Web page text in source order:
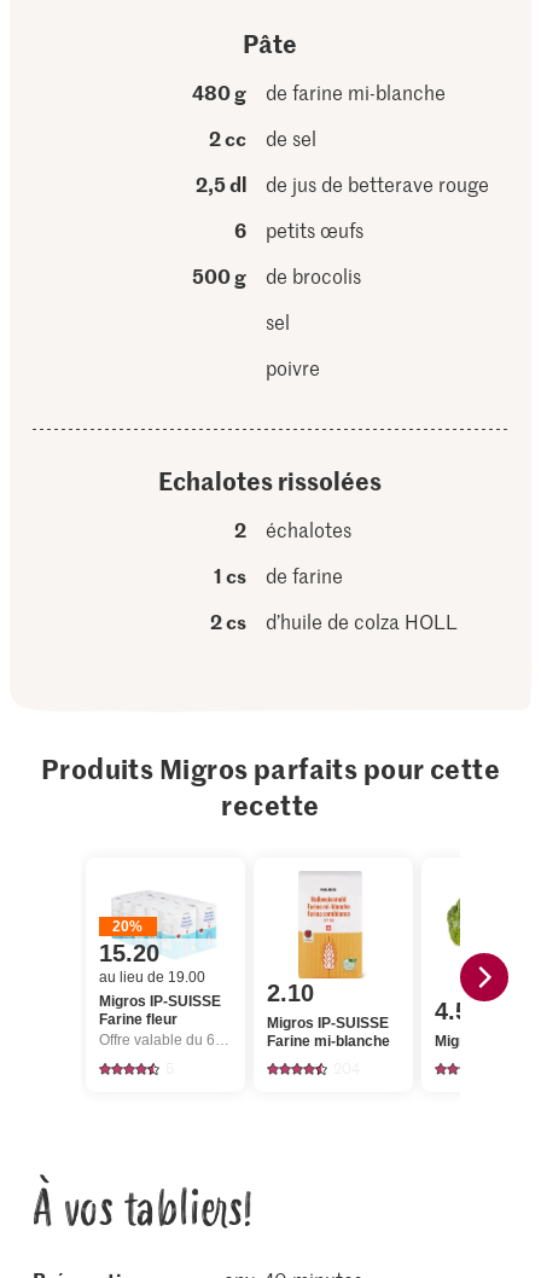
Pâte
480 g
de farine mi-blanche
2 cc
de sel
2,5 dl
de jus de betterave rouge
6
petits œufs
500 g
de brocolis
sel
poivre
Echalotes rissolées
2
échalotes
1 cs
de farine
2 cs
d’huile de colza HOLL
Produits Migros parfaits pour cette
recette
20%
15.20
au lieu de 19.00
Migros IP-SUISSE
Farine fleur
Offre valable du 6.8 au 12.8.2026, jusqu’à épuisement du stock.
2.10
Migros IP-SUISSE
Farine mi-blanche
4.50
Migros
À vos tabliers!